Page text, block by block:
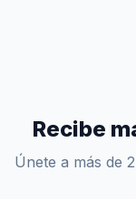
Recibe
Únete a más de